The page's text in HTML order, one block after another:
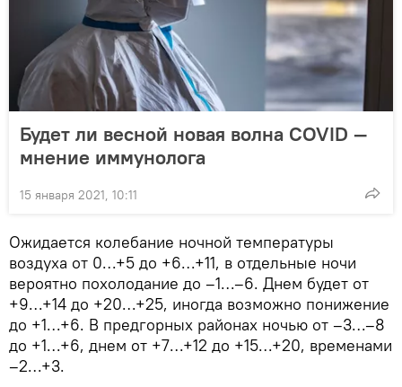
Будет ли весной новая волна COVID —
мнение иммунолога
15 января 2021, 10:11
Ожидается колебание ночной температуры
воздуха от 0…+5 до +6…+11, в отдельные ночи
вероятно похолодание до –1…–6. Днем будет от
+9…+14 до +20…+25, иногда возможно понижение
до +1…+6. В предгорных районах ночью от –3…–8
до +1…+6, днем от +7…+12 до +15…+20, временами
–2…+3.